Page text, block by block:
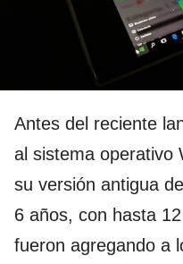
Antes del reciente
al sistema operativo
su versión antigua
6 años, con hasta
fueron agregando a